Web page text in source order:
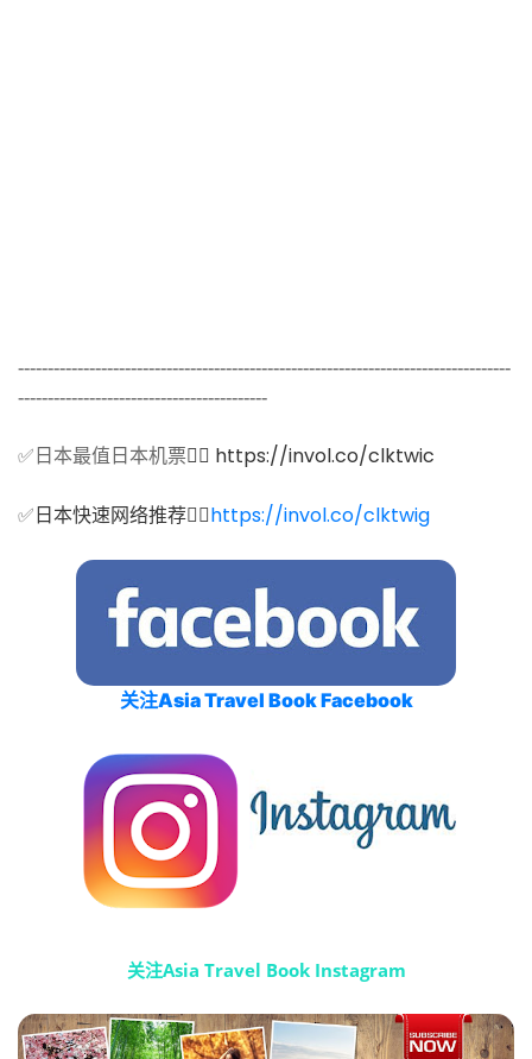
-----------------------------------------------------------------------------------
------------------------------------------
✅日本最值日本机票👉🏻 https://invol.co/clktwic
✅日本快速网络推荐👉🏻https://invol.co/clktwig
关注Asia Travel Book Facebook
关注Asia Travel Book Instagram